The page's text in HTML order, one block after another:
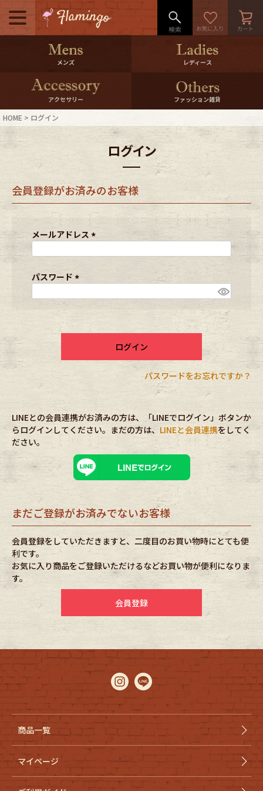
メニュー
500pt＆10％Offクーポンプレゼン
ト
10％0ffクーポンプレゼント
ログイン・会員登録 LINE ID連携
マイページ
ご利用ガイド International Shipping
店舗紹介 特集一覧
スタッフコーディネート
年代から探す
メンズ商品カテゴリーから探す
Tops Outer
Bottoms Fafatt
レディース商品カテゴリーから探す
Bottoms
Outer One Piece
Fafatt
小物・アクセサリーから探す
Eye Wear
Stall・Scarf
Accessory
Belt antique goods
Keyring vintage bicycle
FAFATT
メンズ レディース
アクセサリー ファッション雑貨
HOME ログイン
ログイン
会員登録がお済みのお客様
メールアドレス
)
パスワード
ログイン
パスワードをお忘れですか？
LINEとの会員連携がお済みの方は、「LINEでログイン」ボタンか
らログインしてください。まだの方は、 LINEと会員連携をしてく
ださい。
まだご登録がお済みでないお客様
会員登録をしていただきますと、二度目のお買い物時にとても便
利です。
お気に入り商品をご登録いただけるなどお買い物が便利になりま
す。
会員登録
商品一覧
マイページ